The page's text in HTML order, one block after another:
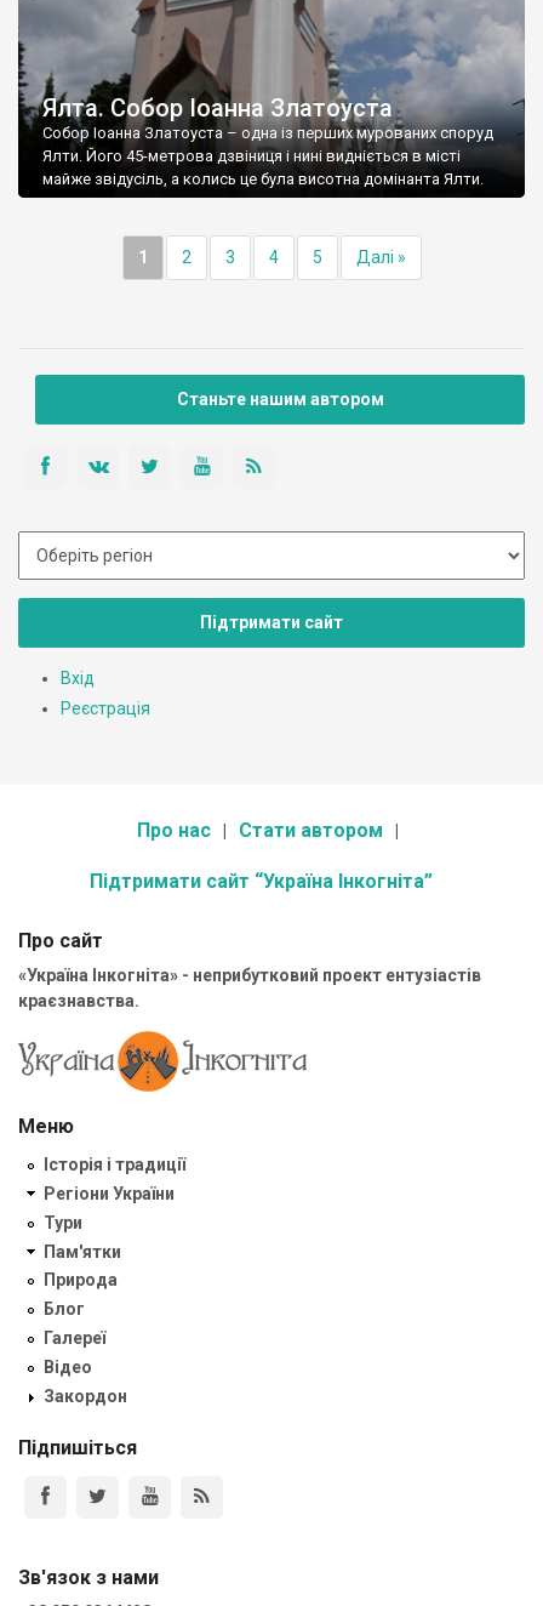
Ялта. Собор Іоанна Златоуста
Собор Іоанна Златоуста – одна із перших мурованих споруд
Ялти. Його 45-метрова дзвіниця і нині видніється в місті
майже звідусіль, а колись це була висотна домінанта Ялти.
1 2 3 4 5 Далі »
Станьте нашим автором
Підтримати сайт
Вхід
Реєстрація
Про нас Стати автором
Підтримати сайт “Україна Інкогніта”
Про сайт
«Україна Інкогніта» - неприбутковий проект ентузіастів
краєзнавства.
Меню
Історія і традиції
Регіони України
Тури
Пам'ятки
Природа
Блог
Галереї
Відео
Закордон
Підпишіться
Зв'язок з нами